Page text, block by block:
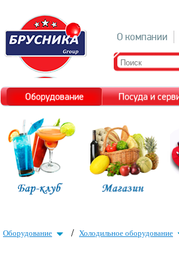
О компании
Оборудование Посуда и
Оборудование / Холодильное оборудование